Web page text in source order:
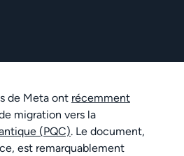
de Meta ont récemment
migration vers la
(PQC). Le document,
est remarquablement